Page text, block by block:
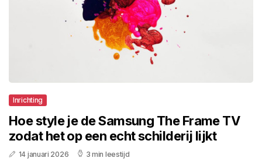
Inrichting
Hoe style je de Samsung The Frame TV
zodat het op een echt schilderij lijkt
14 januari 2026 3 min leestijd